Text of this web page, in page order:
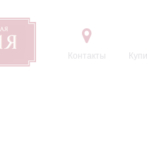
Контакты